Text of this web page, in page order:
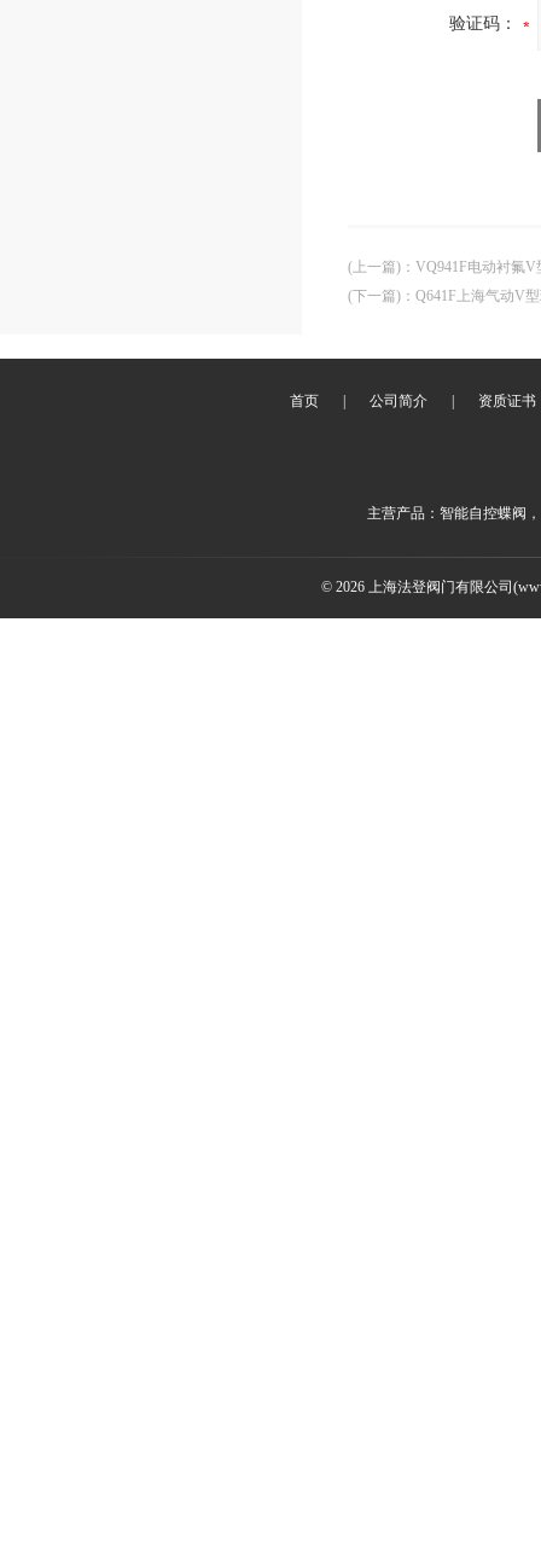
验证码：
(上一篇) ： VQ941F电动衬氟
(下一篇) ： Q641F上海气动V
首页 公司简介 资质证书
主营产品：智能自控蝶阀
© 2026 上海法登阀门有限公司